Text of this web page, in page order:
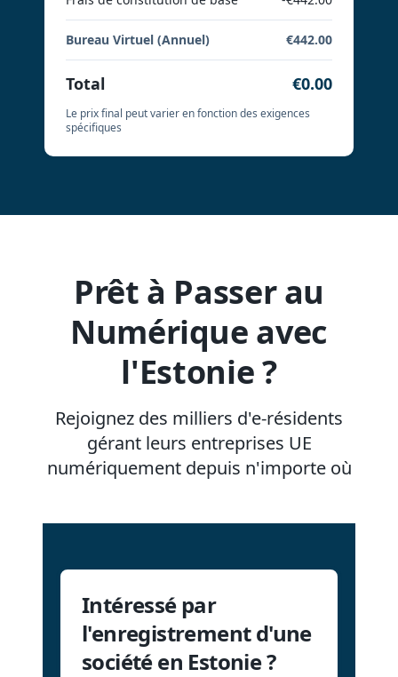
Bureau Virtuel (Annuel) €442.00
Total €0.00
Le prix final peut varier en fonction des exigences
spécifiques
Prêt à Passer au
Numérique avec
l'Estonie ?
Rejoignez des milliers d'e-résidents
gérant leurs entreprises UE
numériquement depuis n'importe où
Intéressé par
l'enregistrement d'une
société en Estonie ?